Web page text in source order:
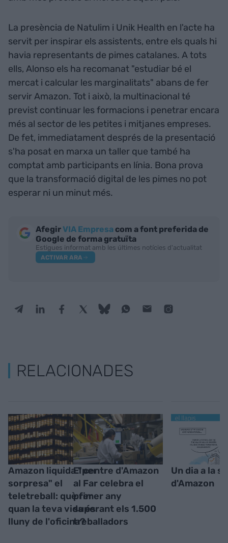
La presència de Natulim i Unik Health en l'acte ha
servit per inspirar els assistents, entre els quals hi
havia representants de pimes catalanes. A tots
ells, Alonso els ha recomanat "estudiar bé el
mercat i calcular les marginalitats" abans de fer
servir Amazon. Tot i això, la multinacional té
previst continuar les formacions i penetrar encara
més al sector de les petites i mitjanes empreses.
De fet, immediatament després de la presentació
s'ha posat en marxa un taller que també ha
comptat amb participants en línia. Bona prova
que la transformació digital de les pimes no pot
esperar ni un minut més.
AfegirVIA Empresa com a font preferida de
Google de forma gratuïta
Estigues informat amb les últimes notícies d'actualitat
ACTIVAR ARA
RELACIONADES
Amazon liquida "per
sorpresa" el
teletreball: què fer
quan la teva vida és
lluny de l'oficina?
El centre d'Amazon
al Far celebra el
primer any
superant els 1.500
treballadors
Un dia a la
d'Amazon